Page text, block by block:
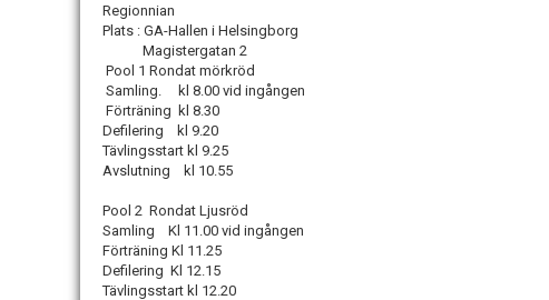
Regionnian
Plats : GA-Hallen i Helsingborg
Magistergatan 2
Pool 1 Rondat mörkröd
Samling. kl 8.00 vid ingången
Förträning kl 8.30
Defilering kl 9.20
Tävlingsstart kl 9.25
Avslutning kl 10.55
Pool 2 Rondat Ljusröd
Samling Kl 11.00 vid ingången
Förträning Kl 11.25
Defilering Kl 12.15
Tävlingsstart kl 12.20